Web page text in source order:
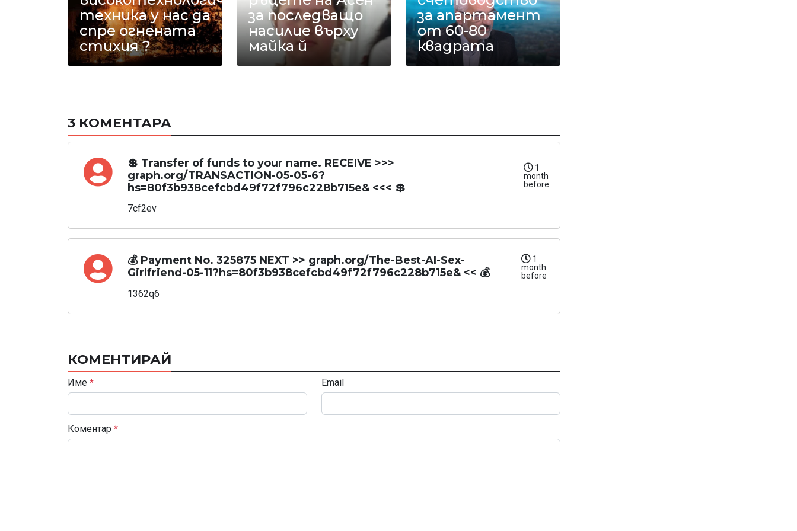
техника у нас да
спре огнената
стихия ?
за последващо
насилие върху
майка й
за апартамент
от 60-80
квадрата
3 КОМЕНТАРА
💲 Transfer of funds to your name. RECEIVE >>>
graph.org/TRANSACTION-05-05-6?
hs=80f3b938cefcbd49f72f796c228b715e& <<< 💲
1
month
before
7cf2ev
💰 Payment No. 325875 NEXT >> graph.org/The-Best-AI-Sex-
Girlfriend-05-11?hs=80f3b938cefcbd49f72f796c228b715e& << 💰
1
month
before
1362q6
КОМЕНТИРАЙ
Име * Email
Коментар *